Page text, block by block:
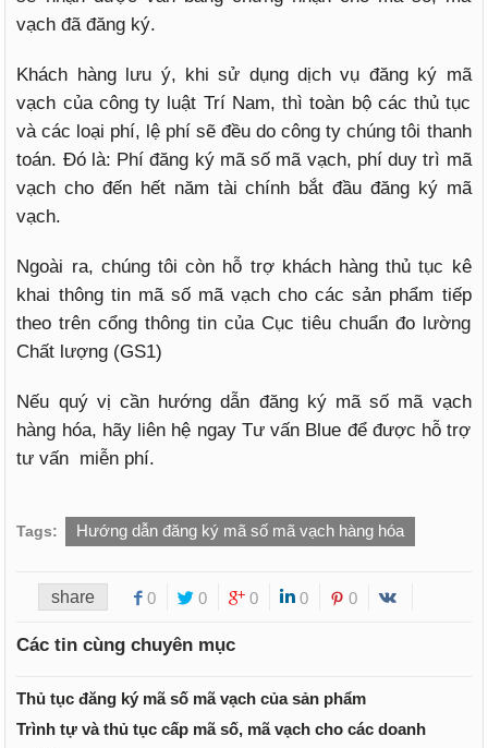
vạch đã đăng ký.
Khách hàng lưu ý, khi sử dụng dịch vụ đăng ký mã
vạch của công ty luật Trí Nam, thì toàn bộ các thủ tục
và các loại phí, lệ phí sẽ đều do công ty chúng tôi thanh
toán. Đó là: Phí đăng ký mã số mã vạch, phí duy trì mã
vạch cho đến hết năm tài chính bắt đầu đăng ký mã
vạch.
Ngoài ra, chúng tôi còn hỗ trợ khách hàng thủ tục kê
khai thông tin mã số mã vạch cho các sản phẩm tiếp
theo trên cổng thông tin của Cục tiêu chuẩn đo lường
Chất lượng (GS1)
Nếu quý vị cần hướng dẫn đăng ký mã số mã vạch
hàng hóa, hãy liên hệ ngay Tư vấn Blue để được hỗ trợ
tư vấn miễn phí.
Tags: Hướng dẫn đăng ký mã số mã vạch hàng hóa
share 0 0 0 0 0
Các tin cùng chuyên mục
Thủ tục đăng ký mã số mã vạch của sản phẩm
Trình tự và thủ tục cấp mã số, mã vạch cho các doanh